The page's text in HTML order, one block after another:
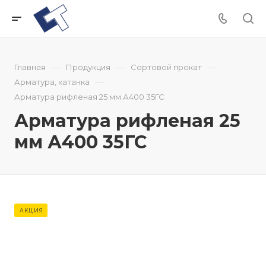
Главная — Продукция — Сортовой прокат —
Арматура, катанка —
Арматура рифленая 25 мм А400 35ГС
Арматура рифленая 25
мм А400 35ГС
АКЦИЯ